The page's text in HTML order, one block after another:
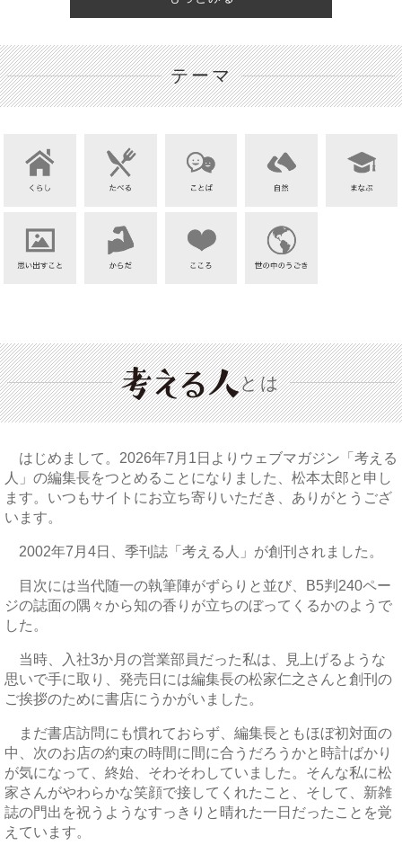
テーマ
とは
はじめまして。2026年7月1日よりウェブマガジン「考える
人」の編集長をつとめることになりました、松本太郎と申し
ます。いつもサイトにお立ち寄りいただき、ありがとうござ
います。
2002年7月4日、季刊誌「考える人」が創刊されました。
目次には当代随一の執筆陣がずらりと並び、B5判240ペー
ジの誌面の隅々から知の香りが立ちのぼってくるかのようで
した。
当時、入社3か月の営業部員だった私は、見上げるような
思いで手に取り、発売日には編集長の松家仁之さんと創刊の
ご挨拶のために書店にうかがいました。
まだ書店訪問にも慣れておらず、編集長ともほぼ初対面の
中、次のお店の約束の時間に間に合うだろうかと時計ばかり
が気になって、終始、そわそわしていました。そんな私に松
家さんがやわらかな笑顔で接してくれたこと、そして、新雑
誌の門出を祝うようなすっきりと晴れた一日だったことを覚
えています。